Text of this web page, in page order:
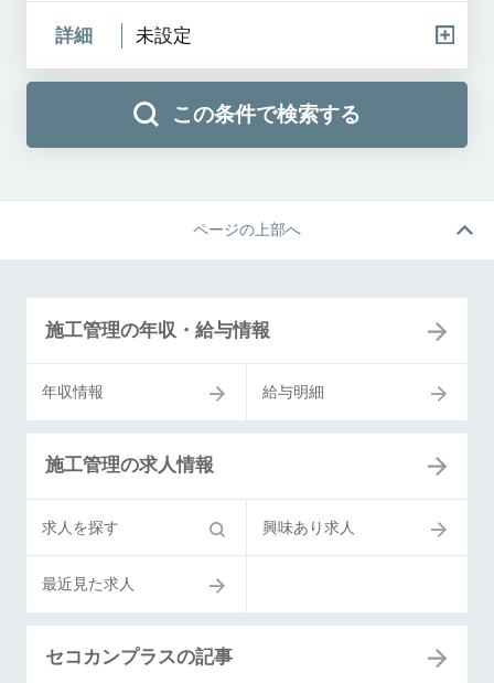
詳細 未設定
この条件で検索する
ページの上部へ
施工管理の年収・給与情報
年収情報 給与明細
施工管理の求人情報
求人を探す 興味あり求人
最近見た求人
セコカンプラスの記事